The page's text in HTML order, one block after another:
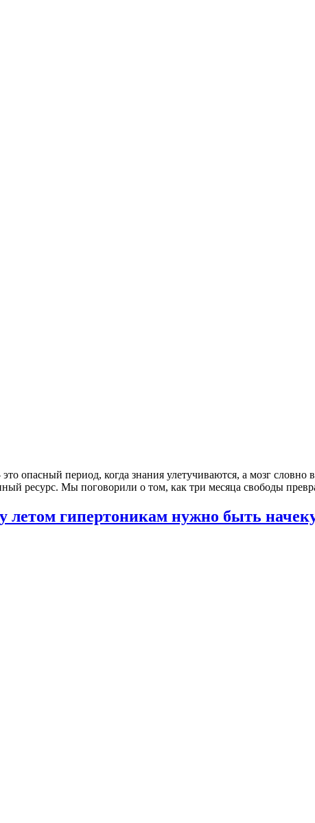
опасный период, когда знания улетучиваются, а мозг
ресурс. Мы поговорили о том, как три месяца свободы
летом гипертоникам нужно быть